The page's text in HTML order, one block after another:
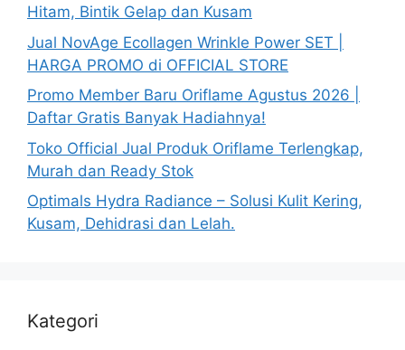
Hitam, Bintik Gelap dan Kusam
Jual NovAge Ecollagen Wrinkle Power SET |
HARGA PROMO di OFFICIAL STORE
Promo Member Baru Oriflame Agustus 2026 |
Daftar Gratis Banyak Hadiahnya!
Toko Official Jual Produk Oriflame Terlengkap,
Murah dan Ready Stok
Optimals Hydra Radiance – Solusi Kulit Kering,
Kusam, Dehidrasi dan Lelah.
Kategori